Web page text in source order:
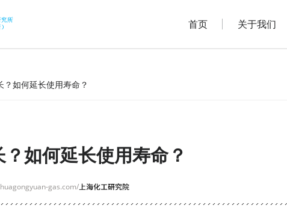
首页 关于我们
如何延长使用寿命？
如何延长使用寿命？
gas.com/